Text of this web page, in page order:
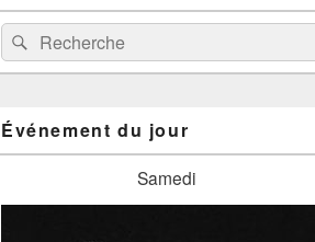
Recherche :Rechercher
Événement du jour
Samedi